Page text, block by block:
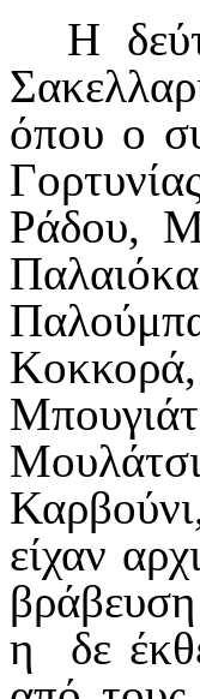
Η
όπου ο
Ράδου,
είχαν
η δε